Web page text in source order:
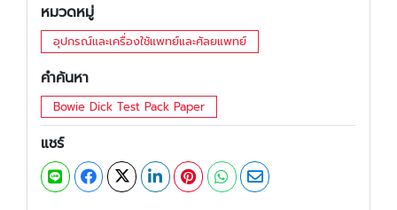
หมวดหมู่
อุปกรณ์และเครื่องใช้แพทย์และศัลยแพทย์
คำค้นหา
Bowie Dick Test Pack Paper
แชร์